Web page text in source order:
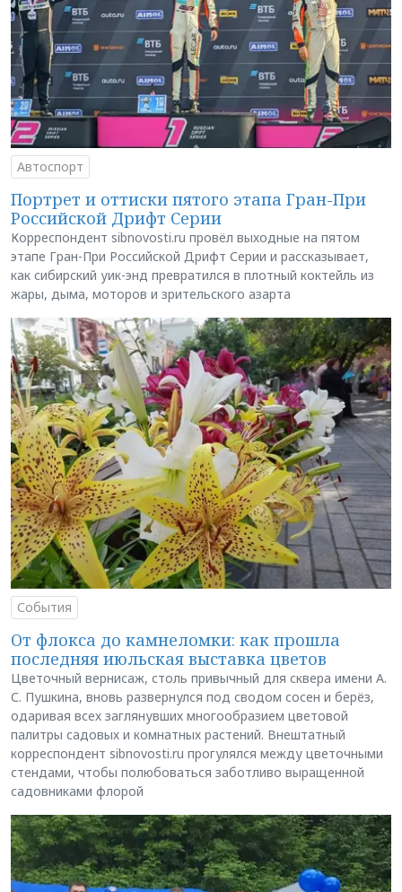
Автоспорт
Портрет и оттиски пятого этапа Гран-При
Российской Дрифт Серии
Корреспондент sibnovosti.ru провёл выходные на пятом
этапе Гран-При Российской Дрифт Серии и рассказывает,
как сибирский уик-энд превратился в плотный коктейль из
жары, дыма, моторов и зрительского азарта
События
От флокса до камнеломки: как прошла
последняя июльская выставка цветов
Цветочный вернисаж, столь привычный для сквера имени А.
С. Пушкина, вновь развернулся под сводом сосен и берёз,
одаривая всех заглянувших многообразием цветовой
палитры садовых и комнатных растений. Внештатный
корреспондент sibnovosti.ru прогулялся между цветочными
стендами, чтобы полюбоваться заботливо выращенной
садовниками флорой